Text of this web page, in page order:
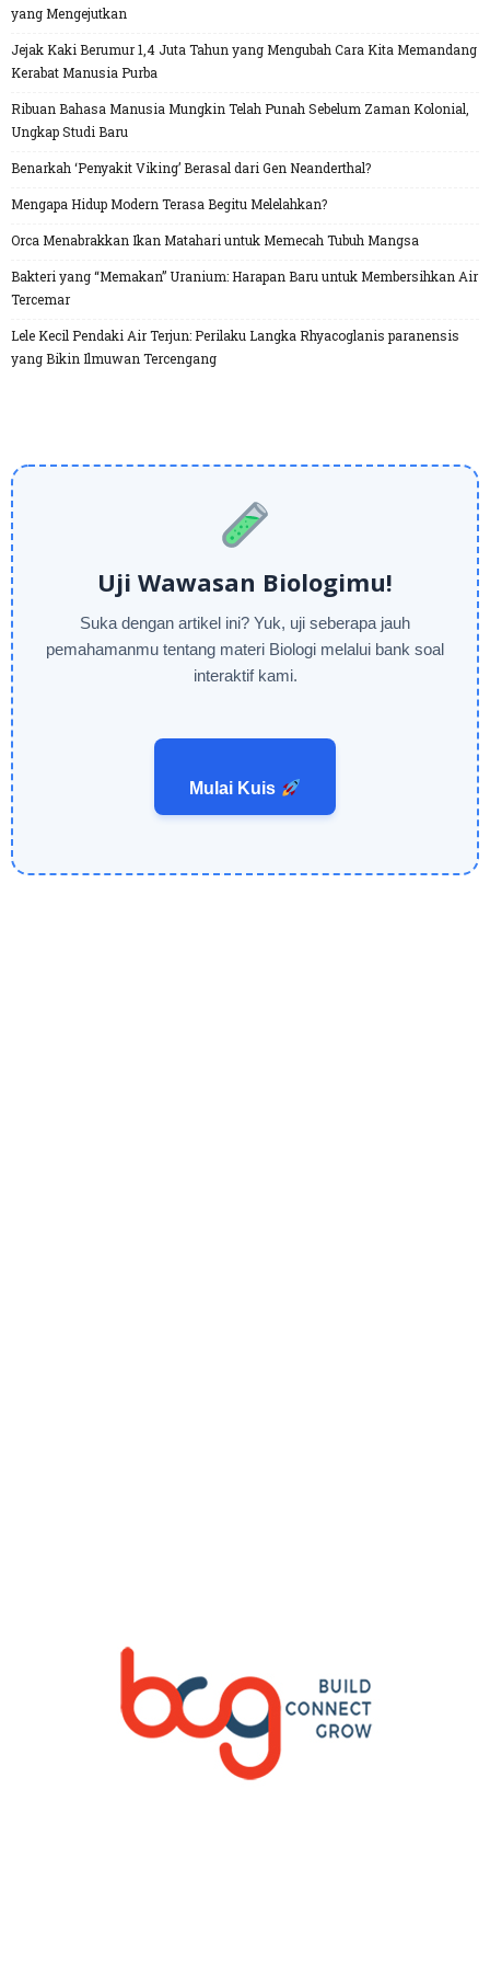
yang Mengejutkan
Jejak Kaki Berumur 1,4 Juta Tahun yang Mengubah Cara Kita Memandang
Kerabat Manusia Purba
Ribuan Bahasa Manusia Mungkin Telah Punah Sebelum Zaman Kolonial,
Ungkap Studi Baru
Benarkah ‘Penyakit Viking’ Berasal dari Gen Neanderthal?
Mengapa Hidup Modern Terasa Begitu Melelahkan?
Orca Menabrakkan Ikan Matahari untuk Memecah Tubuh Mangsa
Bakteri yang “Memakan” Uranium: Harapan Baru untuk Membersihkan Air
Tercemar
Lele Kecil Pendaki Air Terjun: Perilaku Langka Rhyacoglanis paranensis
yang Bikin Ilmuwan Tercengang
Uji Wawasan Biologimu!
Suka dengan artikel ini? Yuk, uji seberapa jauh
pemahamanmu tentang materi Biologi melalui bank soal
interaktif kami.
Mulai Kuis